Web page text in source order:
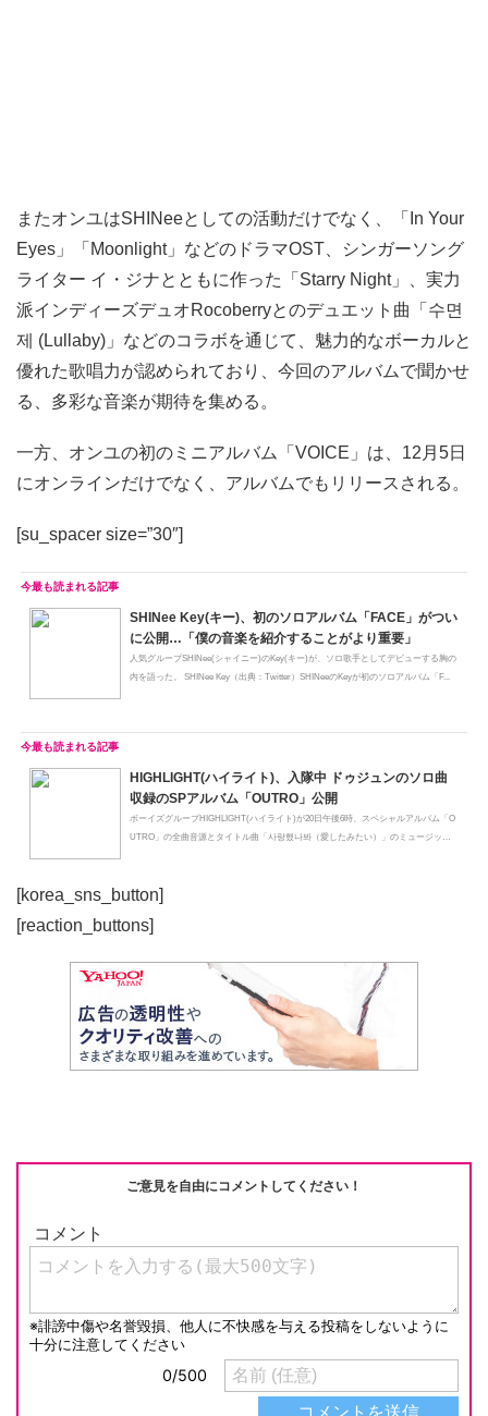
またオンユはSHINeeとしての活動だけでなく、「In Your
Eyes」「Moonlight」などのドラマOST、シンガーソング
ライター イ・ジナとともに作った「Starry Night」、実力
派インディーズデュオRocoberryとのデュエット曲「수면
제 (Lullaby)」などのコラボを通じて、魅力的なボーカルと
優れた歌唱力が認められており、今回のアルバムで聞かせ
る、多彩な音楽が期待を集める。
一方、オンユの初のミニアルバム「VOICE」は、12月5日
にオンラインだけでなく、アルバムでもリリースされる。
[su_spacer size=”30″]
SHINee Key(キー)、初のソロアルバム「FACE」がつい
に公開…「僕の音楽を紹介することがより重要」
人気グループSHINee(シャイニー)のKey(キー)が、ソロ歌手としてデビューする胸の
内を語った。 SHINee Key（出典：Twitter）SHINeeのKeyが初のソロアルバム「F...
HIGHLIGHT(ハイライト)、入隊中 ドゥジュンのソロ曲
収録のSPアルバム「OUTRO」公開
ボーイズグループHIGHLIGHT(ハイライト)が20日午後6時、スペシャルアルバム「O
UTRO」の全曲音源とタイトル曲「사랑했나봐（愛したみたい）」のミュージック
[korea_sns_button]
[reaction_buttons]
ご意見を自由にコメントしてください！